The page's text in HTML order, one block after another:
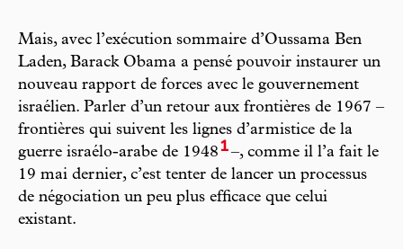
Mais, avec l’exécution sommaire d’Oussama Ben
Laden, Barack Obama a pensé pouvoir instaurer un
nouveau rapport de forces avec le gouvernement
israélien. Parler d’un retour aux frontières de 1967 –
frontières qui suivent les lignes d’armistice de la
guerre israélo-arabe de 19481–, comme il l’a fait le
19 mai dernier, c’est tenter de lancer un processus
de négociation un peu plus efficace que celui
existant.